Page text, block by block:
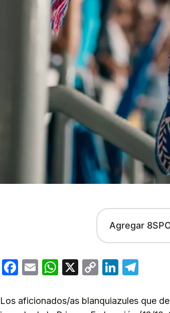
Agregar
Facebook
EmailWhatsApp
X
Copy
Los aficionados/as blanquiazules que